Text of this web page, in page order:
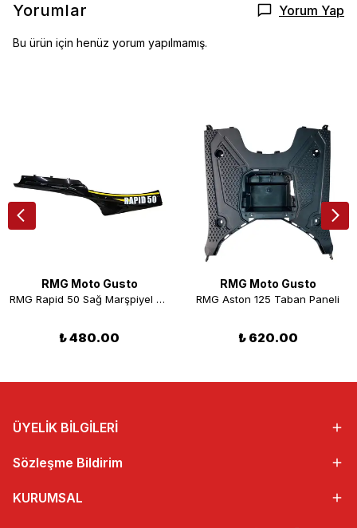
Yorumlar Yorum Yap
Bu ürün için henüz yorum yapılmamış.
RMG Moto Gusto
RMG Rapid 50 Sağ Marşpiyel Sarı
₺ 480.00
RMG Moto Gusto
RMG Aston 125 Taban Paneli
₺ 620.00
ÜYELİK BİLGİLERİ
Sözleşme Bildirim
KURUMSAL